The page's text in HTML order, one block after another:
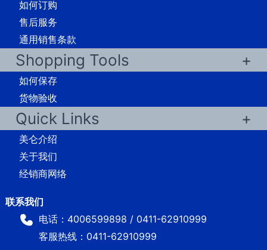
如何订购
售后服务
通用销售条款
Shopping Tools
如何保存
货物验收
Quick Links
美仑介绍
关于我们
经销商网络
电话：4006599898 / 0411-62910999
客服热线：0411-62910999